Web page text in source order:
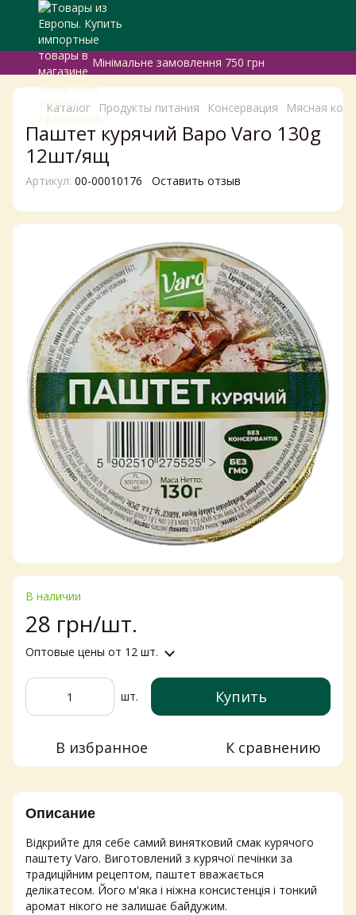
Мінімальне замовлення 750 грн
Каталог Продукты питания Консервация Мясная
Паштет курячий Варо Varo 130g
12шт/ящ
Артикул: 00-00010176 Оставить отзыв
В наличии
28 грн/шт.
Оптовые цены от 12 шт.
шт. Купить
В избранное К сравнению
Описание
Відкрийте для себе самий винятковий смак курячого
паштету Varo. Виготовлений з курячої печінки за
традиційним рецептом, паштет вважається
делікатесом. Його м'яка і ніжна консистенція і тонкий
аромат нікого не залишає байдужим.